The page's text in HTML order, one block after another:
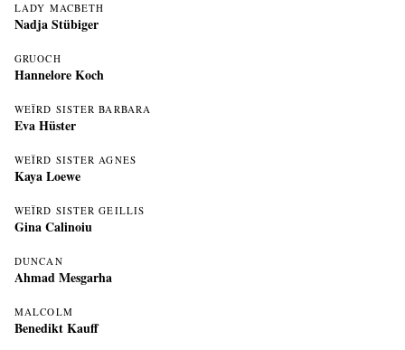
LADY MACBETH
Nadja Stübiger
GRUOCH
Hannelore Koch
WEÏRD SISTER BARBARA
Eva Hüster
WEÏRD SISTER AGNES
Kaya Loewe
WEÏRD SISTER GEILLIS
Gina Calinoiu
DUNCAN
Ahmad Mesgarha
MALCOLM
Benedikt Kauff